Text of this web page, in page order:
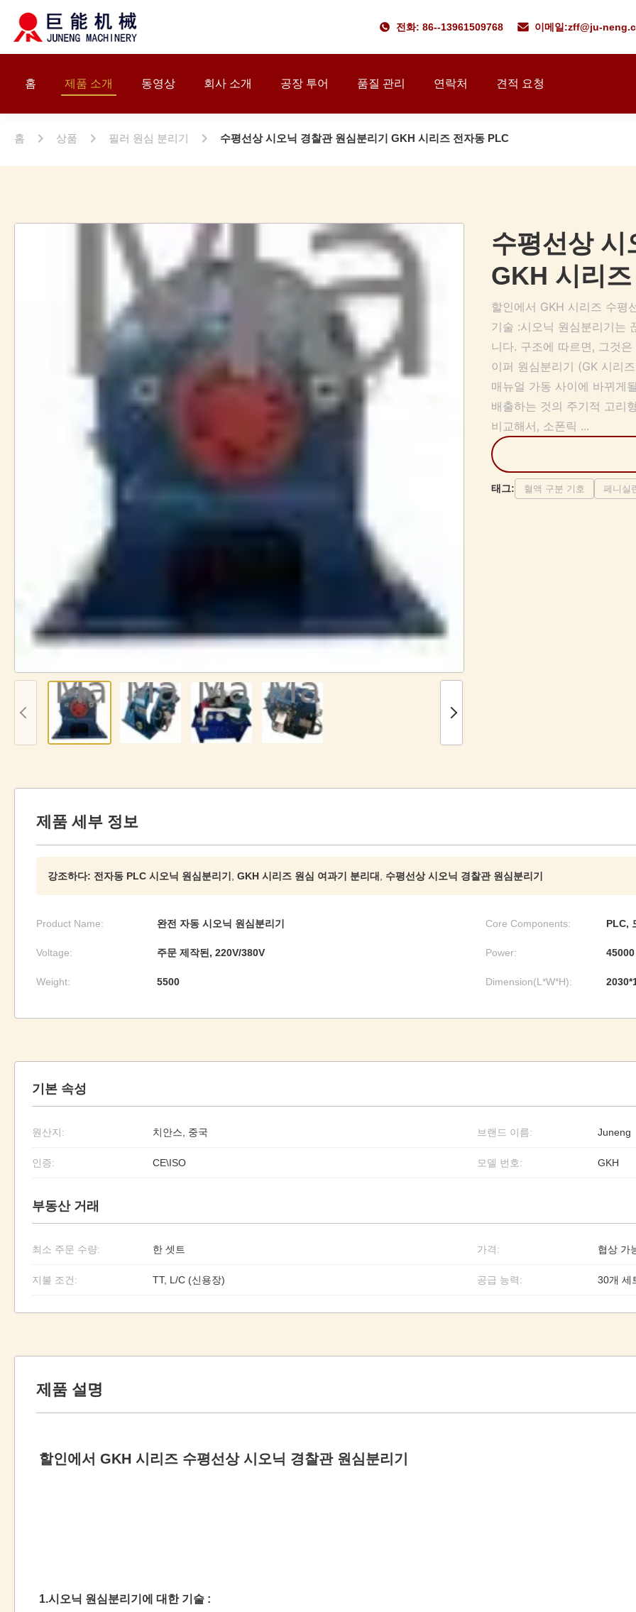
전화: 86--13961509768 이메일:zff@ju-
홈 제품 소개 동영상 회사 소개 공장 투어 품질 관리 연락처 견적 요청
홈 상품 필러 원심 분리기 수평선상 시오닉 경찰관 원심분리기 GKH 시리즈 전자동 PLC
수평선상 시
GKH 시리
할인에서 GKH 시리즈 수평
기술 :시오닉 원심분리기는
니다. 구조에 따르면, 그것
이퍼 원심분리기 (GK 시리
매뉴얼 가동 사이에 바뀌게
배출하는 것의 주기적 고리
비교해서, 소폰릭 ...
태그: 혈액 구분 기호 페니실
제품 세부 정보
강조하다: 전자동 PLC 시오닉 원심분리기 GKH 시리즈 원심 여과기 분리대 수평선상 시오닉 경찰관 원심분리기
Product Name: 완전 자동 시오닉 원심분리기 Core Components: PLC,
Voltage: 주문 제작된, 220V/380V Power: 45000
Weight: 5500 Dimension(L*W*H):
기본 속성
원산지: 치안스, 중국 브랜드 이름: Juneng
인증: CE\ISO 모델 번호: GKH
부동산 거래
최소 주문 수량: 한 셋트 가격: 협상 가
지불 조건: TT, L/C (신용장) 공급 능력: 30개 세
제품 설명
할인에서 GKH 시리즈 수평선상 시오닉 경찰관 원심분리기
1.시오닉 원심분리기에 대한 기술 :